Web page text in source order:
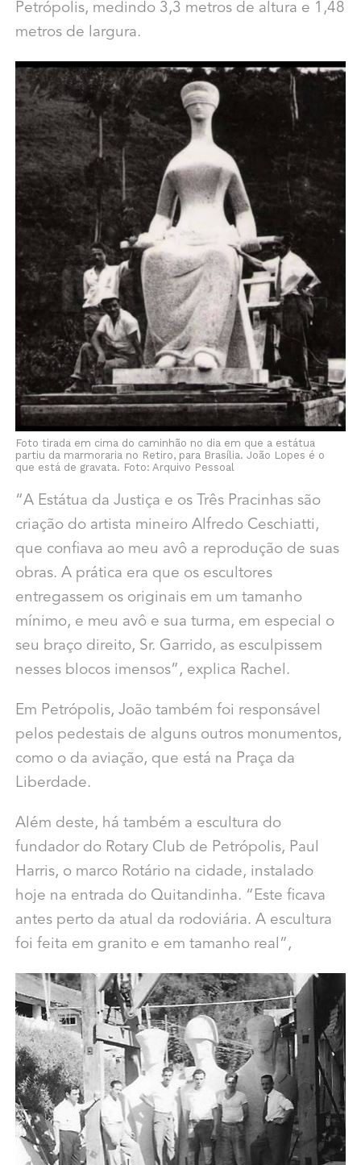
Petrópolis, medindo 3,3 metros de altura e 1,48
metros de largura.
Foto tirada em cima do caminhão no dia em que a estátua
partiu da marmoraria no Retiro, para Brasília. João Lopes é o
que está de gravata. Foto: Arquivo Pessoal
“A Estátua da Justiça e os Três Pracinhas são
criação do artista mineiro Alfredo Ceschiatti,
que confiava ao meu avô a reprodução de suas
obras. A prática era que os escultores
entregassem os originais em um tamanho
mínimo, e meu avô e sua turma, em especial o
seu braço direito, Sr. Garrido, as esculpissem
nesses blocos imensos”, explica Rachel.
Em Petrópolis, João também foi responsável
pelos pedestais de alguns outros monumentos,
como o da aviação, que está na Praça da
Liberdade.
Além deste, há também a escultura do
fundador do Rotary Club de Petrópolis, Paul
Harris, o marco Rotário na cidade, instalado
hoje na entrada do Quitandinha. “Este ficava
antes perto da atual da rodoviária. A escultura
foi feita em granito e em tamanho real”,